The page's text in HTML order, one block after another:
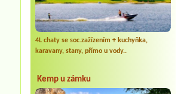
4L chaty se soc.zažízením + kuchyňka,
karavany, stany, přímo u vody..
Kemp u zámku